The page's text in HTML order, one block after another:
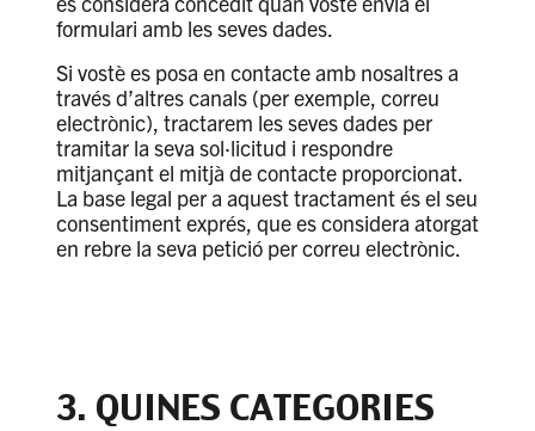
formulari amb les seves dades.
Si vostè es posa en contacte amb nosaltres a
través d’altres canals (per exemple, correu
electrònic), tractarem les seves dades per
tramitar la seva sol·licitud i respondre
mitjançant el mitjà de contacte proporcionat.
La base legal per a aquest tractament és el seu
consentiment exprés, que es considera atorgat
en rebre la seva petició per correu electrònic.
3. QUINES CATEGORIES